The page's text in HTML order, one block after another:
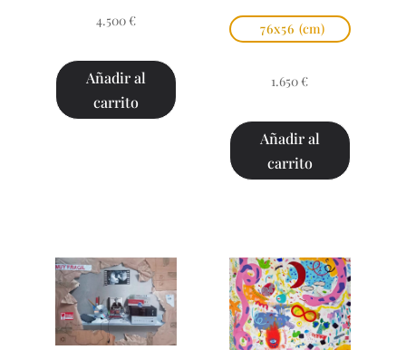
4.500 €
Añadir al
carrito
76x56 (cm)
1.650 €
Añadir al
carrito